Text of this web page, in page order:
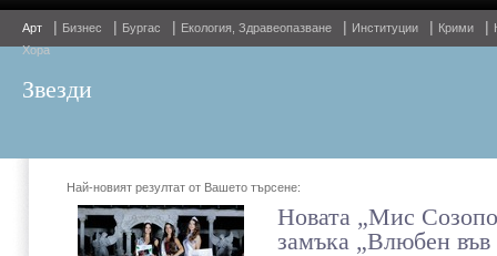
Арт | Бизнес | Бургас | Екология, Здравеопазване | Институции | Крими |
Хора
Звезди
Най-новият резултат от Вашето търсене:
Новата „Мис
замъка „Влюбен във